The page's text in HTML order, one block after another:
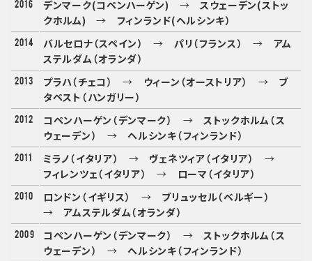
2016 デンマーク(コペンハーゲン) → スウェーデン(ストッ
クホルム)→ フィンランド(ヘルシンキ）
2014 バルセロナ（スペイン）→ パリ（フランス）→ アム
ステルダム（オランダ）
2013 プラハ（チェコ）→ ウィーン（オーストリア） → ブ
タペスト（ハンガリー）
2012 コペンハーゲン（デンマーク） → ストックホルム（ス
ウェーデン） → ヘルシンキ（フィンランド）
2011 ミラノ（イタリア） → ヴェネツィア（イタリア） →
フィレンツェ（イタリア）→ ローマ（イタリア）
2010 ロンドン（イギリス） → ブリュッセル（ベルギー）
→ アムステルダム（オランダ）
2009 コペンハーゲン（デンマーク） → ストックホルム（ス
ウェーデン） → ヘルシンキ（フィンランド）